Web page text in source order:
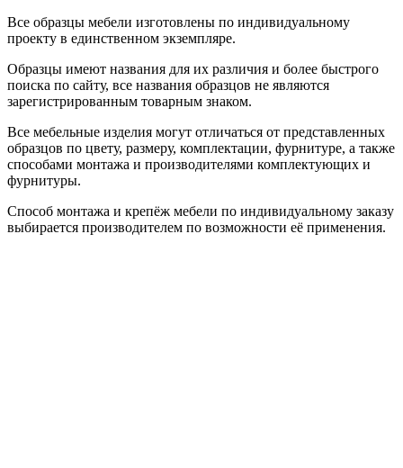
Все образцы мебели изготовлены по индивидуальному
проекту в единственном экземпляре.
Образцы имеют названия для их различия и более быстрого
поиска по сайту, все названия образцов не являются
зарегистрированным товарным знаком.
Все мебельные изделия могут отличаться от представленных
образцов по цвету, размеру, комплектации, фурнитуре, а также
способами монтажа и производителями комплектующих и
фурнитуры.
Способ монтажа и крепёж мебели по индивидуальному заказу
выбирается производителем по возможности её применения.